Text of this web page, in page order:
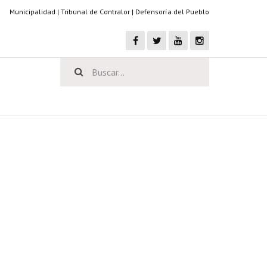
Municipalidad | Tribunal de Contralor | Defensoría del Pueblo